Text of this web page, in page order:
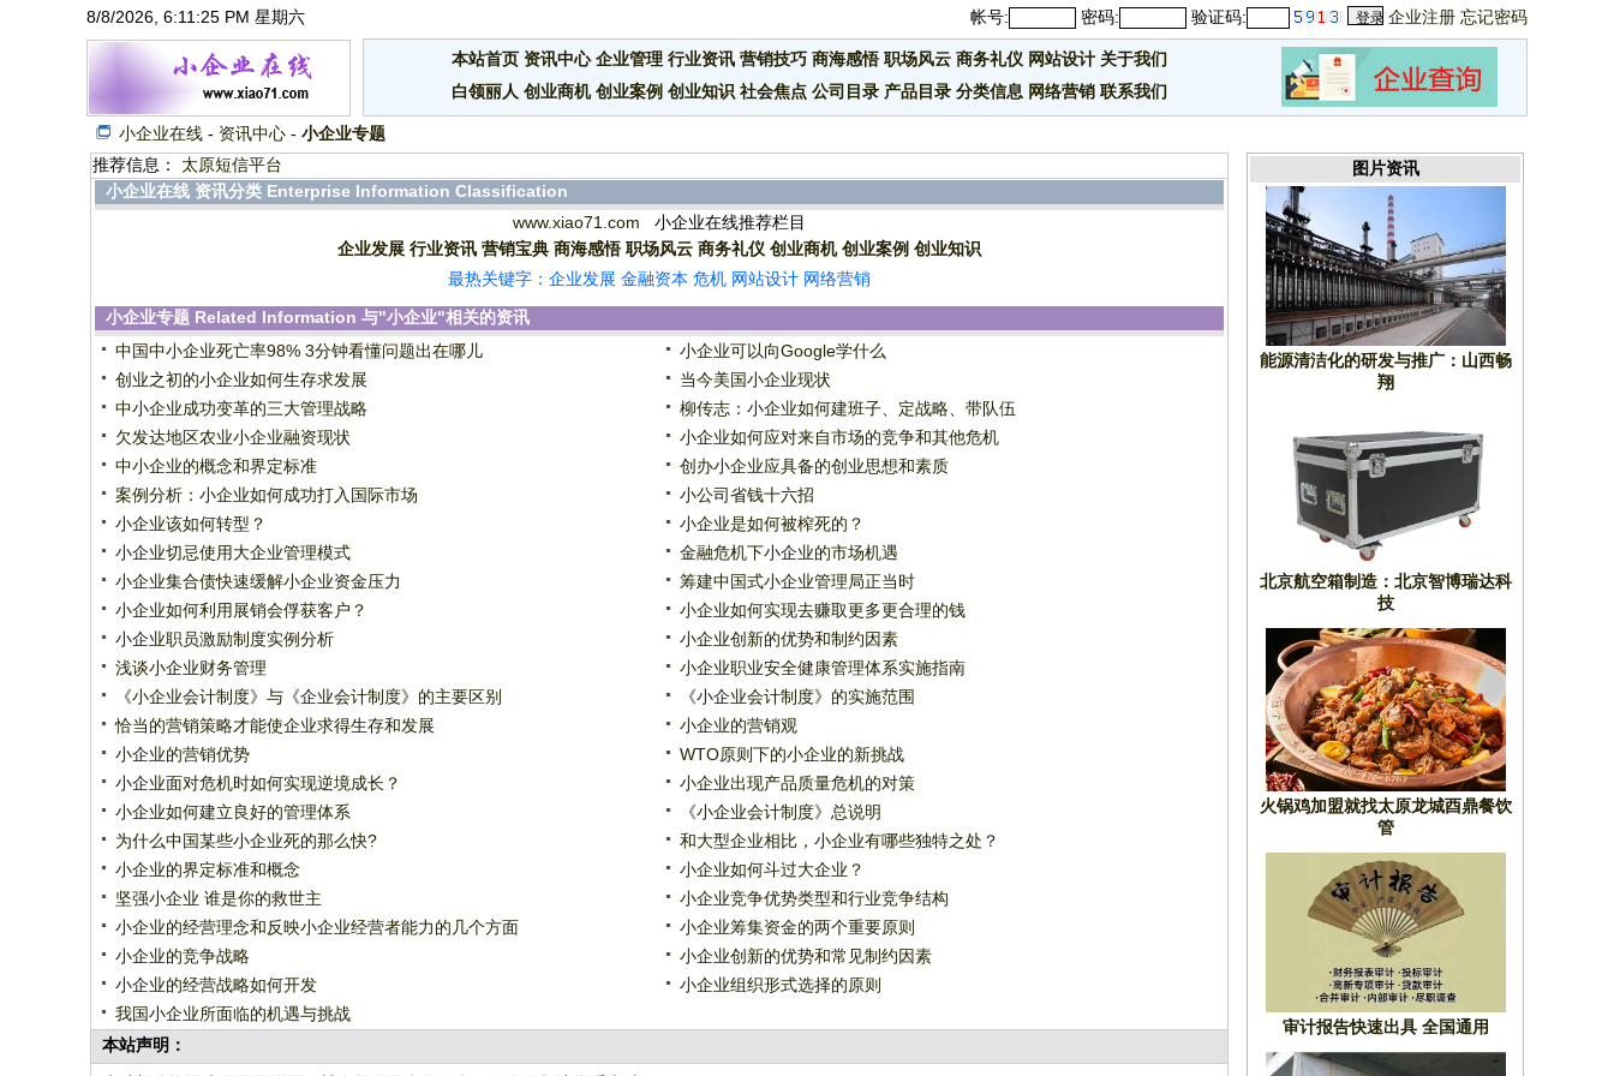
8/8/2026, 6:11:25 PM 星期六 帐号: 密码: 验证码: 企业注册 忘记密码
本站首页 资讯中心 企业管理 行业资讯 营销技巧 商海感悟 职场风云 商务礼仪 网站设计 关于我们
白领丽人 创业商机 创业案例 创业知识 社会焦点 公司目录 产品目录 分类信息 网络营销 联系我们
小企业在线 - 资讯中心 - 小企业专题
推荐信息： 太原短信平台
小企业在线 资讯分类 Enterprise Information Classification
www.xiao71.com 小企业在线推荐栏目
企业发展 行业资讯 营销宝典 商海感悟 职场风云 商务礼仪 创业商机 创业案例 创业知识
最热关键字：企业发展 金融资本 危机 网站设计 网络营销
小企业专题 Related Information 与"小企业"相关的资讯
中国中小企业死亡率98% 3分钟看懂问题出在哪儿
小企业可以向Google学什么
创业之初的小企业如何生存求发展
当今美国小企业现状
中小企业成功变革的三大管理战略
柳传志：小企业如何建班子、定战略、带队伍
欠发达地区农业小企业融资现状
小企业如何应对来自市场的竞争和其他危机
中小企业的概念和界定标准
创办小企业应具备的创业思想和素质
案例分析：小企业如何成功打入国际市场
小公司省钱十六招
小企业该如何转型？
小企业是如何被榨死的？
小企业切忌使用大企业管理模式
金融危机下小企业的市场机遇
小企业集合债快速缓解小企业资金压力
筹建中国式小企业管理局正当时
小企业如何利用展销会俘获客户？
小企业如何实现去赚取更多更合理的钱
小企业职员激励制度实例分析
小企业创新的优势和制约因素
浅谈小企业财务管理
小企业职业安全健康管理体系实施指南
《小企业会计制度》与《企业会计制度》的主要区别
《小企业会计制度》的实施范围
恰当的营销策略才能使企业求得生存和发展
小企业的营销观
小企业的营销优势
WTO原则下的小企业的新挑战
小企业面对危机时如何实现逆境成长？
小企业出现产品质量危机的对策
小企业如何建立良好的管理体系
《小企业会计制度》总说明
为什么中国某些小企业死的那么快?
和大型企业相比，小企业有哪些独特之处？
小企业的界定标准和概念
小企业如何斗过大企业？
坚强小企业 谁是你的救世主
小企业竞争优势类型和行业竞争结构
小企业的经营理念和反映小企业经营者能力的几个方面
小企业筹集资金的两个重要原则
小企业的竞争战略
小企业创新的优势和常见制约因素
小企业的经营战略如何开发
小企业组织形式选择的原则
我国小企业所面临的机遇与挑战
本站声明：
图片资讯
能源清洁化的研发与推广：山西畅
翔
北京航空箱制造：北京智博瑞达科
技
火锅鸡加盟就找太原龙城酉鼎餐饮
管
审计报告快速出具 全国通用